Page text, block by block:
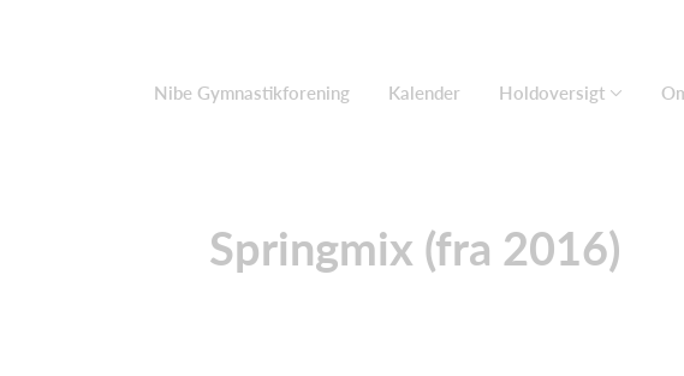
Nibe Gymnastikforening Kalender Holdoversigt
Springmix (fra 2016)